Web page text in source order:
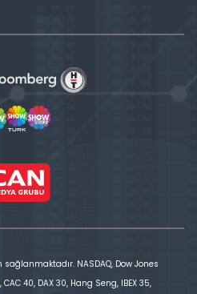
NASDAQ, Dow Jones
40, DAX 30, Hang Seng, IBEX 35,